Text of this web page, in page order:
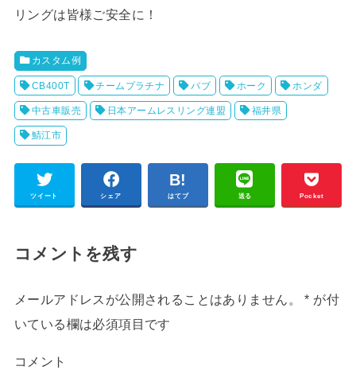
リングは皆様ご安全に！
カスタム例
CB400T チームプラチナ バブ ホーク ホンダ
中古車販売 日本アームレスリング連盟 福井県
鯖江市
ツイート シェア はてブ 送る Pocket
コメントを残す
メールアドレスが公開されることはありません。 * が付
いている欄は必須項目です
コメント